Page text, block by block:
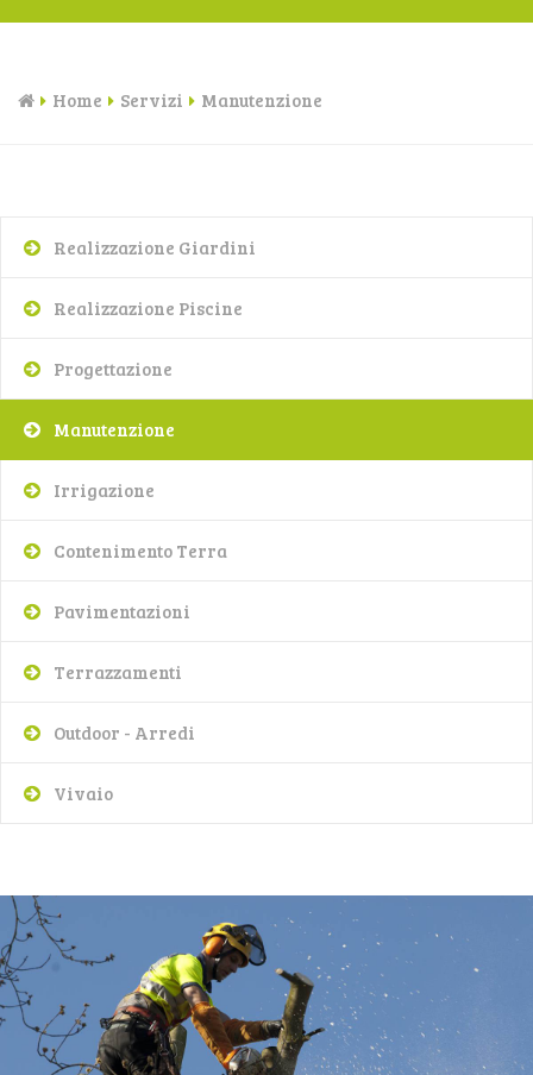
Home Servizi Manutenzione
Realizzazione Giardini
Realizzazione Piscine
Progettazione
Manutenzione
Irrigazione
Contenimento Terra
Pavimentazioni
Terrazzamenti
Outdoor - Arredi
Vivaio